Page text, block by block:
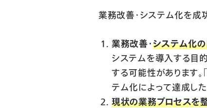
業務改善・システム化を成
業務改善・システム化
システムを導入する目
する可能性があります
テム化によって達成し
現状の業務プロセスを